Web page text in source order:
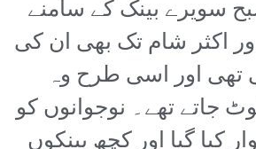
سویرے بینک کے سامنے
اکثر شام تک بھی ان کی
تھی اور اسی طرح وہ
جاتے تھے۔ نوجوانوں کو